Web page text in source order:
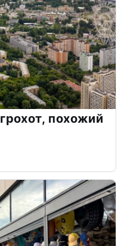
похожий